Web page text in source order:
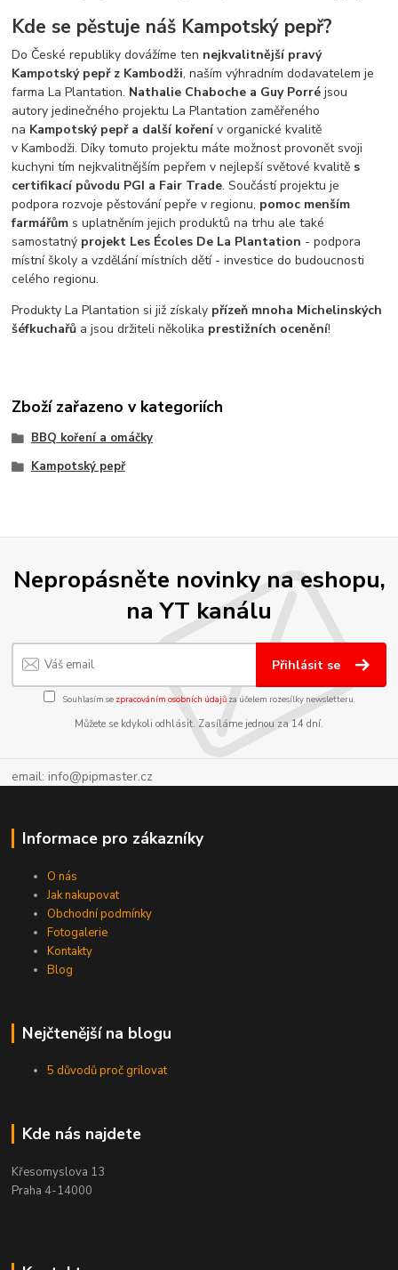
Kde se pěstuje náš Kampotský pepř?
Do České republiky dovážíme ten nejkvalitnější pravý
Kampotský pepř z Kambodži, naším výhradním dodavatelem je
farma La Plantation. Nathalie Chaboche a Guy Porré jsou
autory jedinečného projektu La Plantation zaměřeného
na Kampotský pepř a další kořenív organické kvalitě
v Kambodži. Díky tomuto projektu máte možnost provonět svoji
kuchyni tím nejkvalitnějším pepřem v nejlepší světové kvalitě s
certifikací původu PGI a Fair Trade. Součástí projektu je
podpora rozvoje pěstování pepře v regionu, pomoc menším
farmářům s uplatněním jejich produktů na trhu ale také
samostatný projekt Les Écoles De La Plantation - podpora
místní školy a vzdělání místních dětí - investice do budoucnosti
celého regionu.
Produkty La Plantation si již získaly přízeň mnoha Michelinských
šéfkuchařů a jsou držiteli několika prestižních ocenění!
Zboží zařazeno v kategoriích
BBQ koření a omáčky
Kampotský pepř
Nepropásněte novinky na eshopu,
na YT kanálu
Přihlásit se
Souhlasím se zpracováním osobních údajůza účelem rozesílky newsletteru.
Můžete se kdykoli odhlásit. Zasíláme jednou za 14 dní.
email: info@pipmaster.cz
Informace pro zákazníky
O nás
Jak nakupovat
Obchodní podmínky
Fotogalerie
Kontakty
Blog
Nejčtenější na blogu
5 důvodů proč grilovat
Kde nás najdete
Křesomyslova 13
Praha 4-14000